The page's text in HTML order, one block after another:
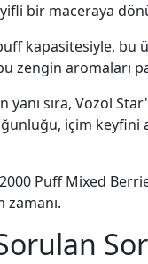
bir maceraya
kapasitesiyle, bu
zengin aromaları
yanı sıra, Vozol
içim keyfini
Puff Mixed
zamanı.